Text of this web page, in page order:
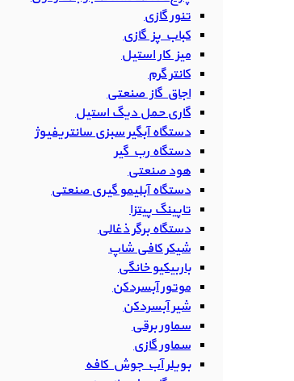
تنور گازی
کباب پز گازی
میز کار استیل
کانتر گرم
اجاق گاز صنعتی
گاری حمل دیگ استیل
دستگاه آبگیر سبزی سانتریفیوژ
دستگاه رب گیر
هود صنعتی
دستگاه آبلیمو گیری صنعتی
تاپینگ پیتزا
دستگاه برگر ذغالی
شیکر کافی شاپ
باربیکیو خانگی
موتور آبسردکن
شیر آبسردکن
سماور برقی
سماور گازی
بویلر آب جوش کافه